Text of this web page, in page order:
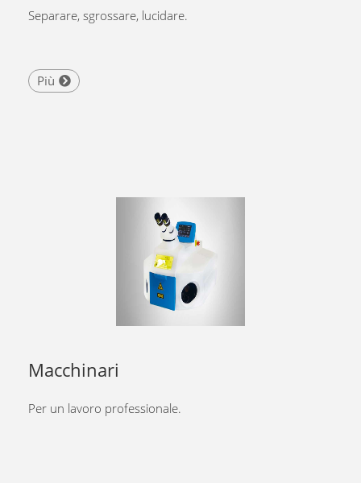
Separare, sgrossare, lucidare.
Più
Macchinari
Per un lavoro professionale.